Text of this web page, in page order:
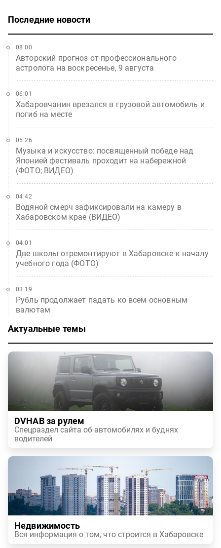
Последние новости
Авторский прогноз от профессионального
астролога на воскресенье, 9 августа
08:00
Хабаровчанин врезался в грузовой автомобиль и
погиб на месте
06:01
Музыка и искусство: посвященный победе над
Японией фестиваль проходит на набережной
(ФОТО; ВИДЕО)
05:26
Водяной смерч зафиксировали на камеру в
Хабаровском крае (ВИДЕО)
04:42
Две школы отремонтируют в Хабаровске к началу
учебного года (ФОТО)
04:01
Рубль продолжает падать ко всем основным
валютам
03:19
Актуальные темы
DVHAB за рулем
Спецраздел сайта об автомобилях и буднях
водителей
Недвижимость
Вся информация о том, что строится в Хабаровске